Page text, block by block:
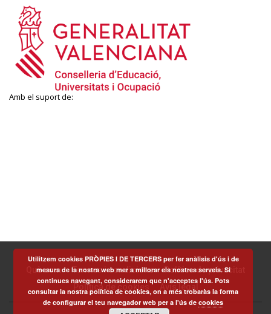
Amb el suport de:
Què som Termes i condicions
Política de privacitat
Política de cookies
Avís legal
Utilitzem cookies PRÒPIES I DE TERCERS per fer anàlisis d'ús i de
mesura de la nostra web mer a millorar els nostres serveis. Si
continues navegant, considerarem que n'acceptes l'ús. Pots
consultar la nostra política de cookies, on a més trobaràs la forma
de configurar el teu navegador web per a l'ús decookies